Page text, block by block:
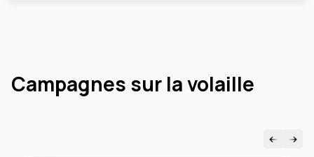
Campagnes sur la volaille